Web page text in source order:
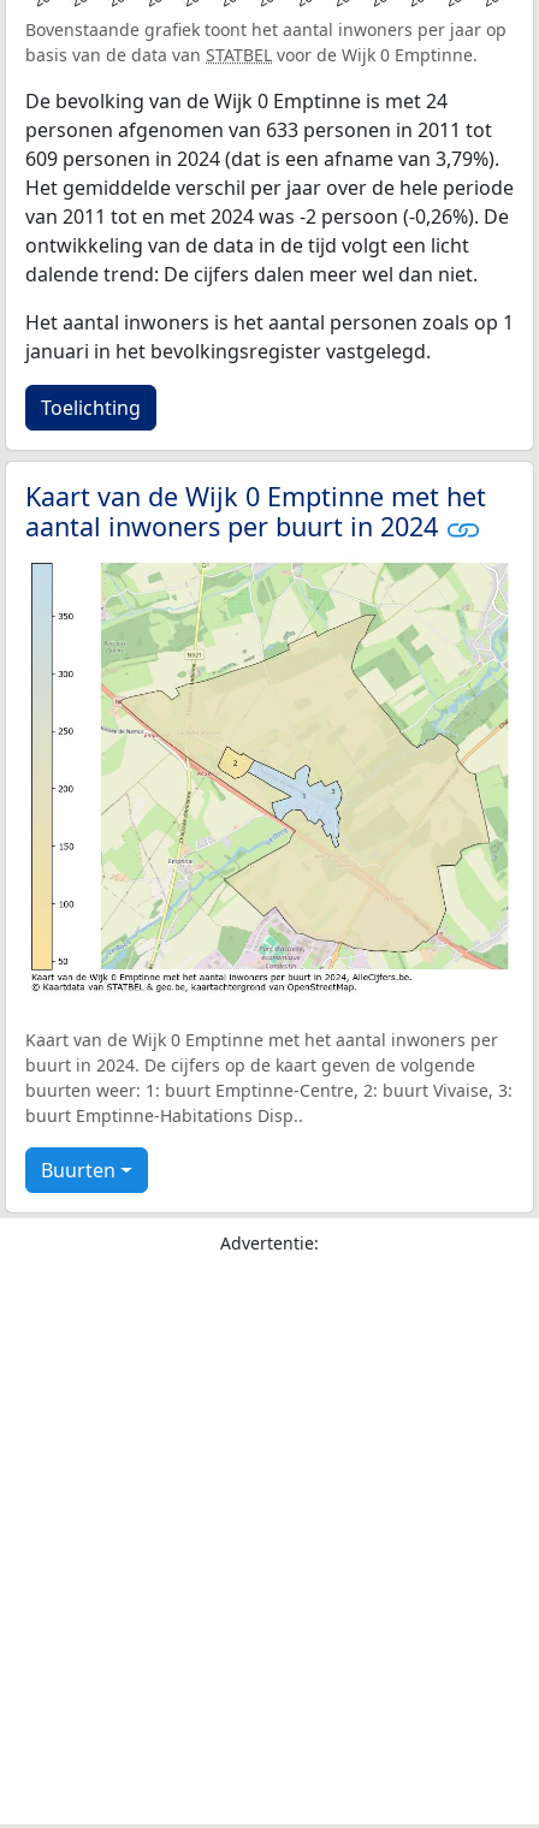
Bovenstaande grafiek toont het aantal inwoners per jaar op
basis van de data van STATBEL voor de Wijk 0 Emptinne.
De bevolking van de Wijk 0 Emptinne is met 24
personen afgenomen van 633 personen in 2011 tot
609 personen in 2024 (dat is een afname van 3,79%).
Het gemiddelde verschil per jaar over de hele periode
van 2011 tot en met 2024 was -2 persoon (-0,26%). De
ontwikkeling van de data in de tijd volgt een licht
dalende trend: De cijfers dalen meer wel dan niet.
Het aantal inwoners is het aantal personen zoals op 1
januari in het bevolkingsregister vastgelegd.
Toelichting
Kaart van de Wijk 0 Emptinne met het
aantal inwoners per buurt in 2024
Kaart van de Wijk 0 Emptinne met het aantal inwoners per
buurt in 2024. De cijfers op de kaart geven de volgende
buurten weer: 1: buurt Emptinne-Centre, 2: buurt Vivaise, 3:
buurt Emptinne-Habitations Disp..
Buurten
Advertentie: